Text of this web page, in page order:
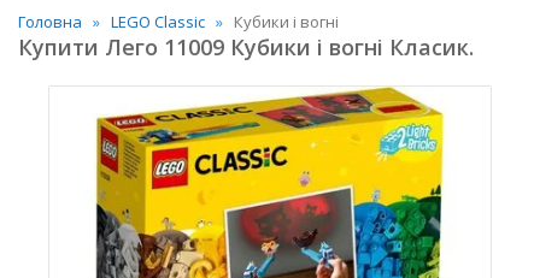
Головна LEGO Classic Кубики і вогні
Купити Лего 11009 Кубики і вогні Класик.